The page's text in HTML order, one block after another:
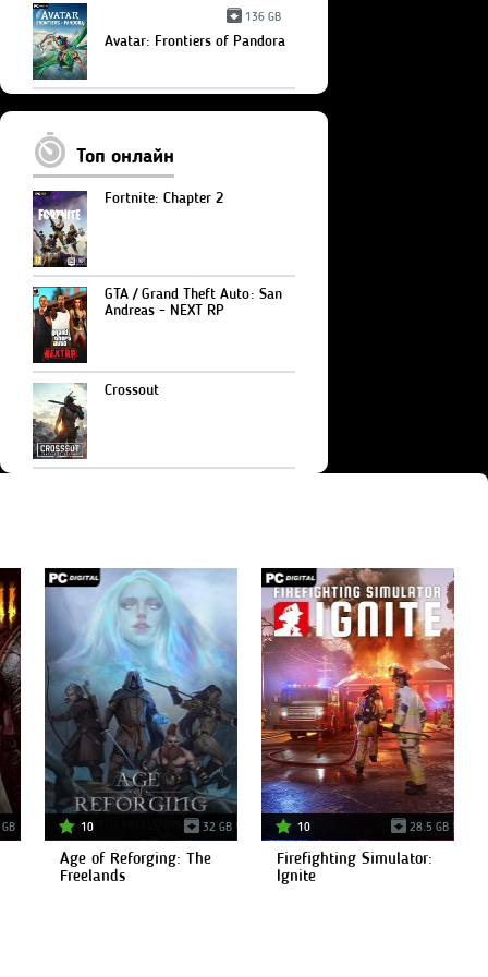
136 GB
Avatar: Frontiers of Pandora
Топ онлайн
Fortnite: Chapter 2
GTA / Grand Theft Auto: San
Andreas - NEXT RP
Crossout
10 32 GB
Age of Reforging: The
Freelands
10 28.5 GB
Firefighting Simulator:
Ignite